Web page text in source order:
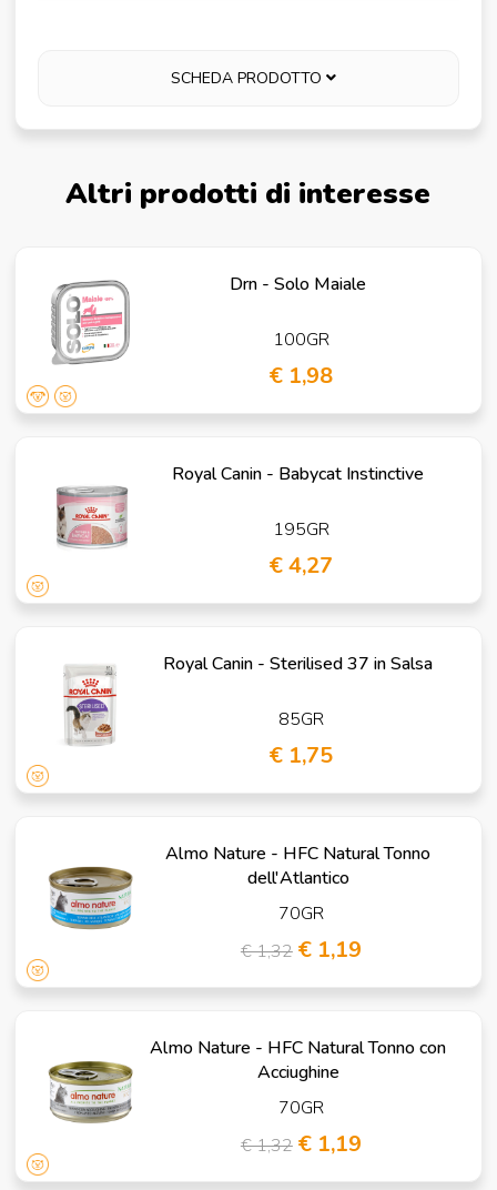
SCHEDA PRODOTTO
Altri prodotti di interesse
Drn - Solo Maiale
100GR
€ 1,98
Royal Canin - Babycat Instinctive
195GR
€ 4,27
Royal Canin - Sterilised 37 in Salsa
85GR
€ 1,75
Almo Nature - HFC Natural Tonno
dell'Atlantico
70GR
€ 1,32 € 1,19
Almo Nature - HFC Natural Tonno con
Acciughine
70GR
€ 1,32 € 1,19